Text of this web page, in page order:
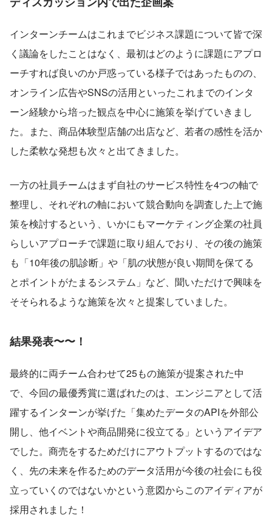
インターンチームはこれまでビジネス課題について皆で深
く議論をしたことはなく、最初はどのように課題にアプロ
ーチすれば良いのか戸惑っている様子ではあったものの、
オンライン広告やSNSの活用といったこれまでのインタ
ーン経験から培った観点を中心に施策を挙げていきまし
た。また、商品体験型店舗の出店など、若者の感性を活か
した柔軟な発想も次々と出てきました。
一方の社員チームはまず自社のサービス特性を4つの軸で
整理し、それぞれの軸において競合動向を調査した上で施
策を検討するという、いかにもマーケティング企業の社員
らしいアプローチで課題に取り組んでおり、その後の施策
も「10年後の肌診断」や「肌の状態が良い期間を保てる
とポイントがたまるシステム」など、聞いただけで興味を
そそられるような施策を次々と提案していました。
結果発表〜〜！
最終的に両チーム合わせて25もの施策が提案された中
で、今回の最優秀賞に選ばれたのは、エンジニアとして活
躍するインターンが挙げた「集めたデータのAPIを外部公
開し、他イベントや商品開発に役立てる」というアイデア
でした。商売をするためだけにアウトプットするのではな
く、先の未来を作るためのデータ活用が今後の社会にも役
立っていくのではないかという意図からこのアイディアが
採用されました！